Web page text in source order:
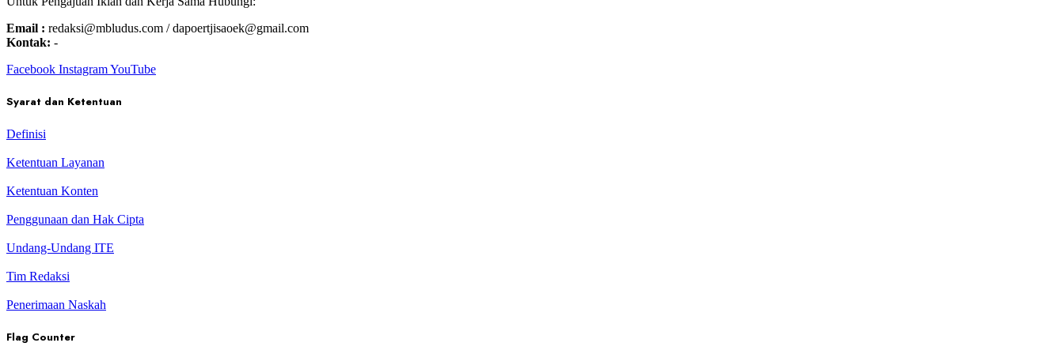
Email : redaksi@mbludus.com / dapoertjisaoek@gmail.com
Kontak: -
Facebook InstagramYouTube
Syarat dan Ketentuan
Definisi
Ketentuan Layanan
Ketentuan Konten
Penggunaan dan Hak Cipta
Undang-Undang ITE
Tim Redaksi
Penerimaan Naskah
Flag Counter